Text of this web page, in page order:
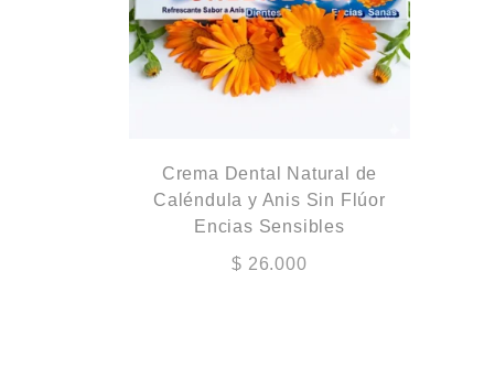
Crema Dental Natural de
Caléndula y Anis Sin Flúor
Encias Sensibles
$ 26.000